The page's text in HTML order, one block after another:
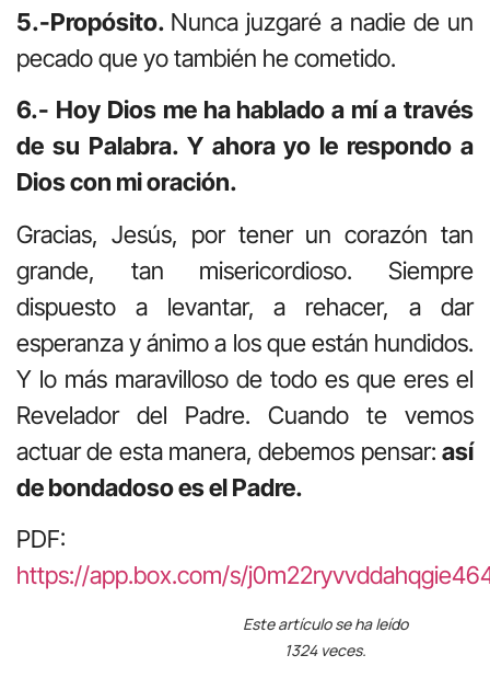
5.-Propósito. Nunca juzgaré a nadie de un
pecado que yo también he cometido.
6.- Hoy Dios me ha hablado a mí a través
de su Palabra. Y ahora yo le respondo a
Dios con mi oración.
Gracias, Jesús, por tener un corazón tan
grande, tan misericordioso. Siempre
dispuesto a levantar, a rehacer, a dar
esperanza y ánimo a los que están hundidos.
Y lo más maravilloso de todo es que eres el
Revelador del Padre. Cuando te vemos
actuar de esta manera, debemos pensar: así
de bondadoso es el Padre.
PDF:
https://app.box.com/s/
Este artículo se ha leído
1324 veces.